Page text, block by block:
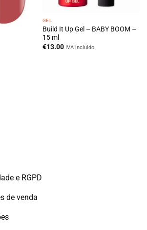
GEL
Build It Up Gel – BABY BOOM –
15 ml
€13.00 IVA incluido
e RGPD
de venda